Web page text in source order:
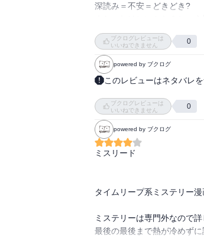
深読み＝不安＝どきどき?
せない…」的なことを言っ
る。それが決定的な証拠じ
て小さな不和を読者に抱か
ただ5巻まで一気読みしたか
たのでゾワゾワしているの
連載を追っている立場だっ
探そうとしていると多少飽き
おそらくそれがこの作品の
者が離れてしまう可能性が
1、さっき言った飽きの部分
倒的強い者に勝ったり、マ
妙。
ブクログレビューは
いいねできません
0
powered by ブクログ
このレビューはネタバレを
ホントに何度読んでも面白
味は？表紙は綺麗だけどカ
ブクログレビューは
いいねできません
0
powered by ブクログ
ミスリード
タイムリープ系ミステリー漫
ミステリーは専門外なので
最後の最後まで熱が冷めず